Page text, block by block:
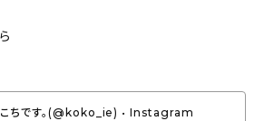
こちです。(@koko_ie) • Instagram